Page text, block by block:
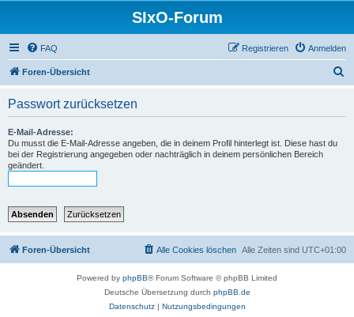
SIxO-Forum
FAQ Anmelden
Registrieren
Foren-Übersicht
Passwort zurücksetzen
E-Mail-Adresse:
Du musst die E-Mail-Adresse angeben, die in deinem Profil hinterlegt ist. Diese hast du
bei der Registrierung angegeben oder nachträglich in deinem persönlichen Bereich
geändert.
Foren-Übersicht Alle Zeiten sind UTC+01:00
Alle Cookies löschen
Powered by phpBB® Forum Software © phpBB Limited
Deutsche Übersetzung durch phpBB.de
Datenschutz| Nutzungsbedingungen